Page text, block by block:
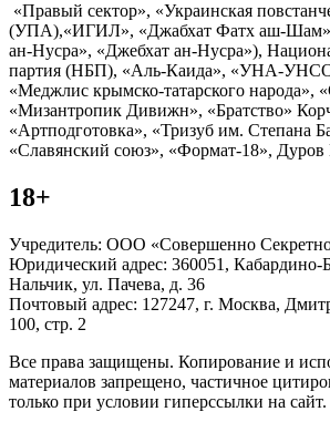
«Правый сектор», «Украинская
(УПА),«ИГИЛ», «Джабхат Фатх аш-Шам»
ан-Нусра», «Джебхат ан-Нусра»),
партия (НБП), «Аль-Каида», «УНА-
«Меджлис крымско-татарского народа»,
«Мизантропик Дивижн», «Братство»
«Артподготовка», «Тризуб им. Степана
«Славянский союз», «Формат-18», Дуров
18+
Учредитель: ООО «Совершенно
Юридический адрес: 360051, Кабардино-
Нальчик, ул. Пачева, д. 36
Почтовый адрес: 127247, г. Москва,
100, стр. 2
Все права защищены. Копирование и
материалов запрещено, частичное
только при условии гиперссылки на сайт.